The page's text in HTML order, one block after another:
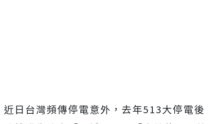
近日台灣頻傳停電意外，去年513大停電後